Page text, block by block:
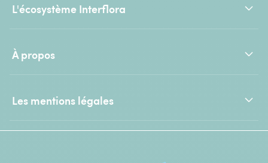
L'écosystème Interflora
À propos
Les mentions légales